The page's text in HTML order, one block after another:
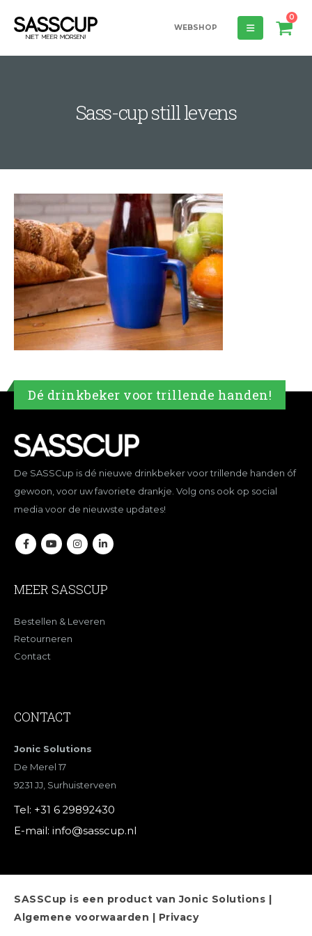
WEBSHOP
0
Sass-cup still levens
Dé drinkbeker voor trillende handen!
De SASSCup is dé nieuwe drinkbeker voor trillende handen óf
gewoon, voor uw favoriete drankje. Volg ons ook op social
media voor de nieuwste updates!
MEER SASSCUP
Bestellen & Leveren
Retourneren
Contact
CONTACT
Jonic Solutions
De Merel 17
9231 JJ, Surhuisterveen
Tel: +31 6 29892430
E-mail: info@sasscup.nl
SASSCup is een product van Jonic Solutions |
Algemene voorwaarden
Privacy